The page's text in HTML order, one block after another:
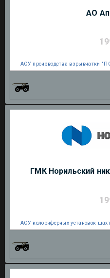
АО
АСУ производства взрывчатки
ГМК Норильский
АСУ колориферных установок